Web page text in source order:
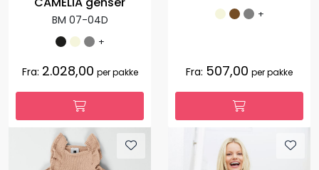
BM 07-04D
+
Fra: 2.028,00 per pakke
+
Fra: 507,00 per pakke